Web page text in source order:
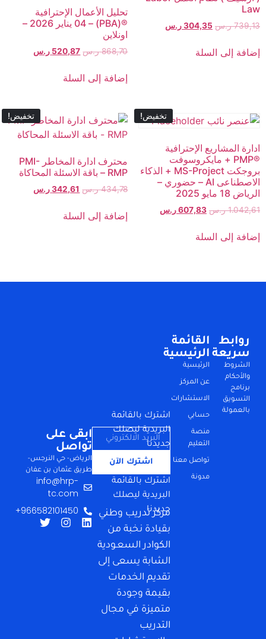
Law
739,13 ر.س 304,35ر.س
إضافة إلى السلة
تحليل الأعمال الإحترافية
®(PBA) – 04 يناير 2026 –
اونلاين
868,70 ر.س 520,87 ر.س
إضافة إلى السلة
تخفيض!
ادارة المشاريع الإحترافية
®PMP + مايكروسوفت
بروجكت MS-Project + الذكاء
الاصطناعى AI – حضوري –
الرياض 18 مايو 2025
1.042,61 ر.س 607,83ر.س
إضافة إلى السلة
تخفيض!
محترف ادارة المخاطر PMI-
RMP – باقة الاسئلة المحاكاة
434,78 ر.س 342,61 ر.س
إضافة إلى السلة
مركز تدريب وطني
بقيادة نخبة من
الكوادر السعـودية
الشابة يسعى إلى
تقديم الخدمات
بقيمة وجودة
متميزة في مجال
التدريب
اشترك بالقائمة
البريدية ليصلك
جديدنا
اشترك الآن
اشترك بالقائمة
البريدية ليصلك
جديدنا
القائمة
الرئيسية
الرئيسية
عن المركز
الاستشارات
حسابي
منصة
التعليم
تواصل معنا
مدونة
روابط
سريعة
الشروط
والأحكام
برنامج
التسويق
بالعمولة
ابقى على
تواصل
الرياض- حي النرجس-
طريق عثمان بن عفان
info@hrp-
tc.com
966582101450+